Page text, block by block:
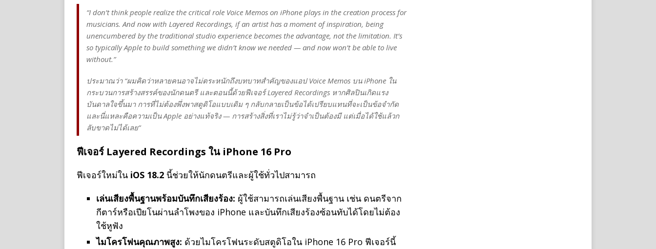
“I don’t think people realize the critical role Voice Memos on iPhone plays in the creation process for
musicians. And now with Layered Recordings, if an artist has a moment of inspiration, being
unencumbered by the traditional studio experience becomes the advantage, not the limitation. It’s
so typically Apple to build something we didn’t know we needed — and now won’t be able to live
without.”
ประมาณว่า “ผมคิดว่าหลายคนอาจไม่ตระหนักถึงบทบาทสำคัญของแอป Voice Memos บน iPhone ใน
กระบวนการสร้างสรรค์ของนักดนตรี และตอนนี้ด้วยฟีเจอร์ Layered Recordings หากศิลปินเกิดแรง
บันดาลใจขึ้นมา การที่ไม่ต้องพึ่งพาสตูดิโอแบบเดิม ๆ กลับกลายเป็นข้อได้เปรียบแทนที่จะเป็นข้อจำกัด
และนี่แหละคือความเป็น Apple อย่างแท้จริง — การสร้างสิ่งที่เราไม่รู้ว่าจำเป็นต้องมี แต่เมื่อได้ใช้แล้วก
ลับขาดไม่ได้เลย”
ฟีเจอร์ Layered Recordings ใน iPhone 16 Pro
ฟีเจอร์ใหม่ใน iOS 18.2 นี้ช่วยให้นักดนตรีและผู้ใช้ทั่วไปสามารถ
เล่นเสียงพื้นฐานพร้อมบันทึกเสียงร้อง: ผู้ใช้สามารถเล่นเสียงพื้นฐาน เช่น ดนตรีจาก
กีตาร์หรือเปียโนผ่านลำโพงของ iPhone และบันทึกเสียงร้องซ้อนทับได้โดยไม่ต้อง
ใช้หูฟัง
ไมโครโฟนคุณภาพสูง: ด้วยไมโครโฟนระดับสตูดิโอใน iPhone 16 Pro ฟีเจอร์นี้